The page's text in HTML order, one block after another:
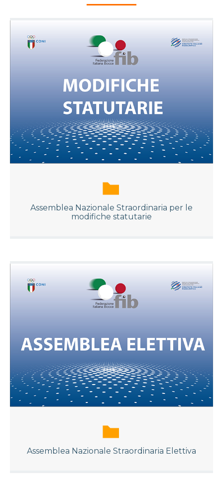
Assemblea Nazionale Straordinaria per le
modifiche statutarie
Assemblea Nazionale Straordinaria Elettiva